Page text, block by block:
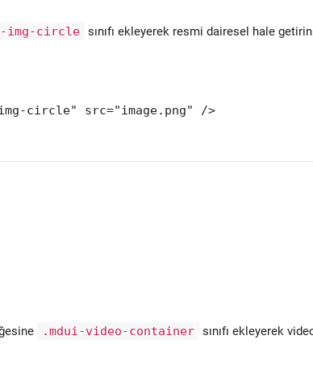
img-circle sınıfı ekleyerek resmi dairesel hale
circle" src="image.png" />
.mdui-video-container sınıfı ekleyerek